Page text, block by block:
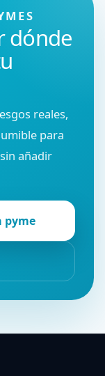
dónde
reales,
para
añadir
pyme